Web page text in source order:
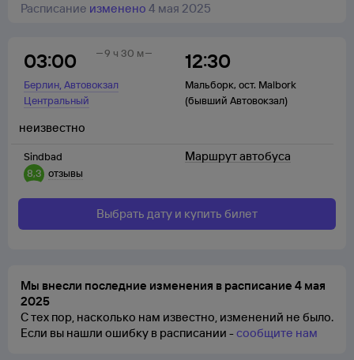
Расписание изменено 4 мая 2025
03:00
Берлин,Автовокзал
Центральный
12:30
Мальборк, ост. Malbork
(бывший Автовокзал)
9 ч 30 м
Sindbad
8,3 отзывы
неизвестно
Маршрут автобуса
Выбрать дату и купить билет
Мы внесли последние изменения в расписание 4 мая
2025
С тех пор, насколько нам известно, изменений не было.
Если вы нашли ошибку в расписании -сообщите нам